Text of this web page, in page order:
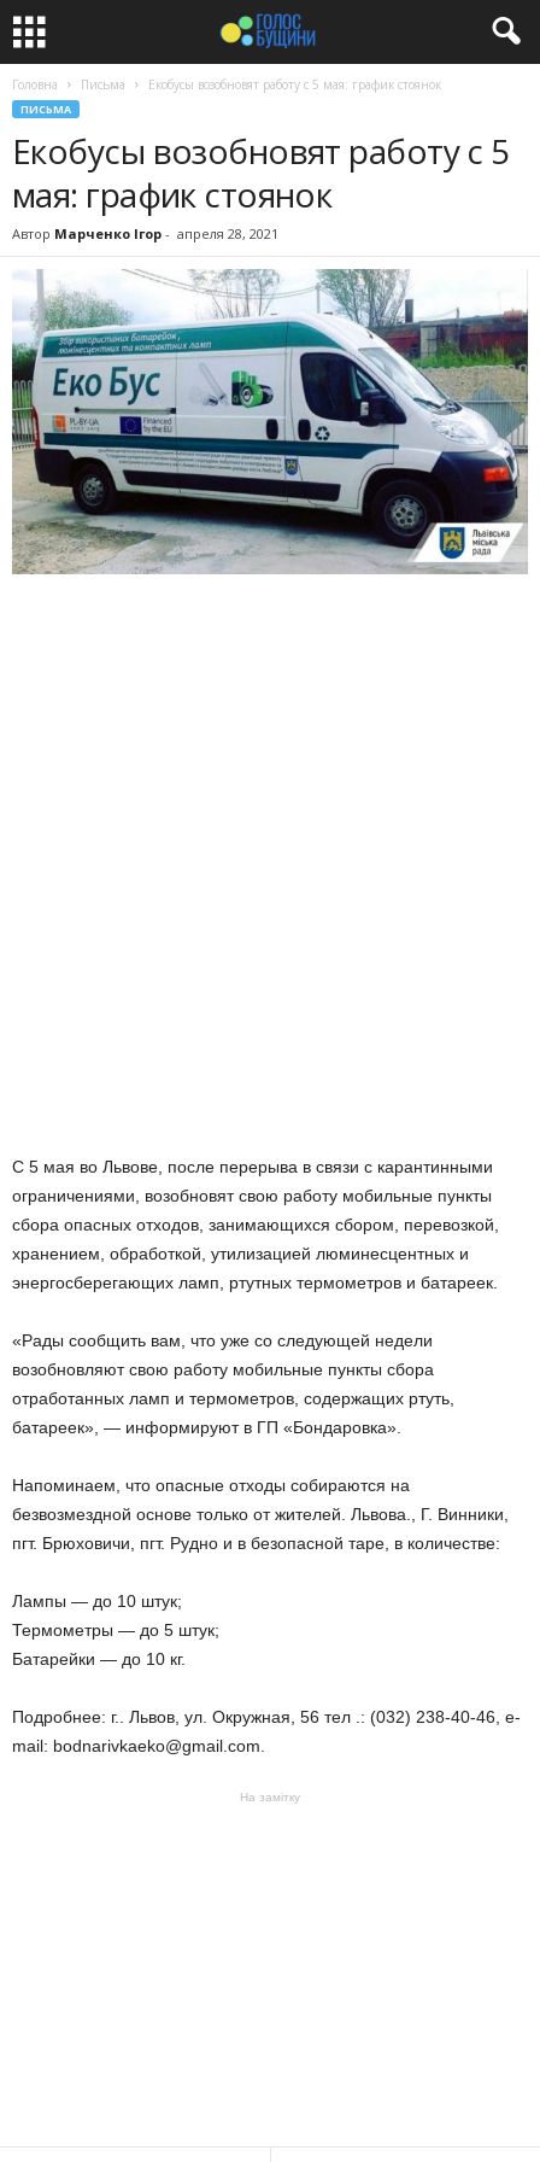
Головна Письма Екобусы возобновят работу с 5 мая: график стоянок
ПИСЬМА
Екобусы возобновят работу с 5
мая: график стоянок
Автор Марченко Ігор - апреля 28, 2021
С 5 мая во Львове, после перерыва в связи с карантинными
ограничениями, возобновят свою работу мобильные пункты
сбора опасных отходов, занимающихся сбором, перевозкой,
хранением, обработкой, утилизацией люминесцентных и
энергосберегающих ламп, ртутных термометров и батареек.
«Рады сообщить вам, что уже со следующей недели
возобновляют свою работу мобильные пункты сбора
отработанных ламп и термометров, содержащих ртуть,
батареек», — информируют в ГП «Бондаровка».
Напоминаем, что опасные отходы собираются на
безвозмездной основе только от жителей. Львова., Г. Винники,
пгт. Брюховичи, пгт. Рудно и в безопасной таре, в количестве:
Лампы — до 10 штук;
Термометры — до 5 штук;
Батарейки — до 10 кг.
Подробнее: г.. Львов, ул. Окружная, 56 тел .: (032) 238-40-46, e-
mail: bodnarivkaeko@gmail.com.
На замітку